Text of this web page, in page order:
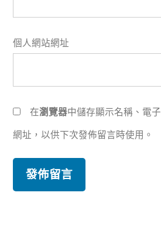
個人網站網址
在瀏覽器中儲存顯示名稱、電
網址，以供下次發佈留言時使用。